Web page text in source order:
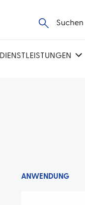
Suchen
DIENSTLEISTUNGEN
ANWENDUNG